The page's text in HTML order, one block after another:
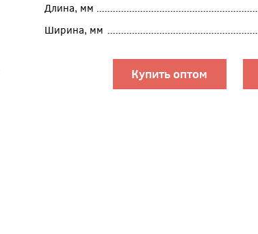
Длина, мм
Ширина, мм
Купить оптом